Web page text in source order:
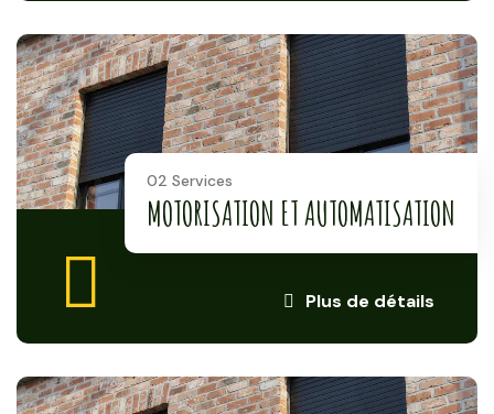
Plus de détails
02 Services
MOTORISATION ET AUTOMATISATION